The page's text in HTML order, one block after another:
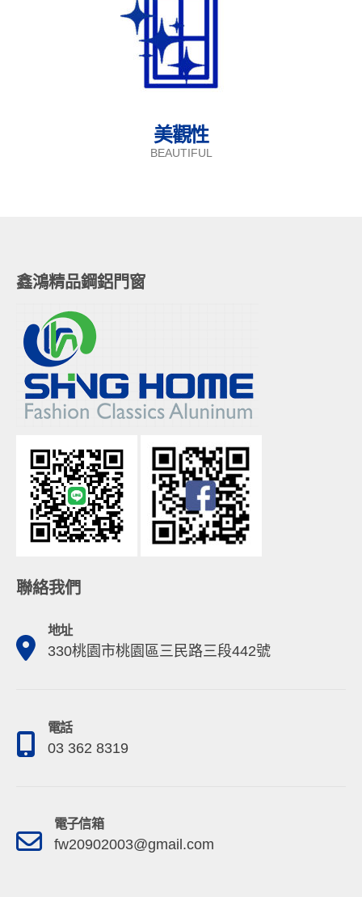
美觀性
BEAUTIFUL
鑫鴻精品鋼鋁門窗
聯絡我們
地址
330桃園市桃園區三民路三段442號
電話
03 362 8319
電子信箱
fw20902003@gmail.com